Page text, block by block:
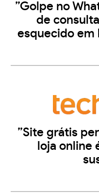
”Golpe no
de
esquecido em
”Site grátis
loja online